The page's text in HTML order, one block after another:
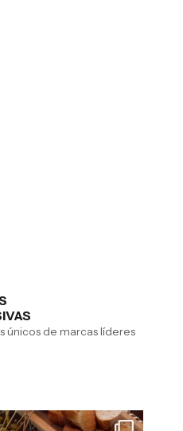
únicos de marcas líderes